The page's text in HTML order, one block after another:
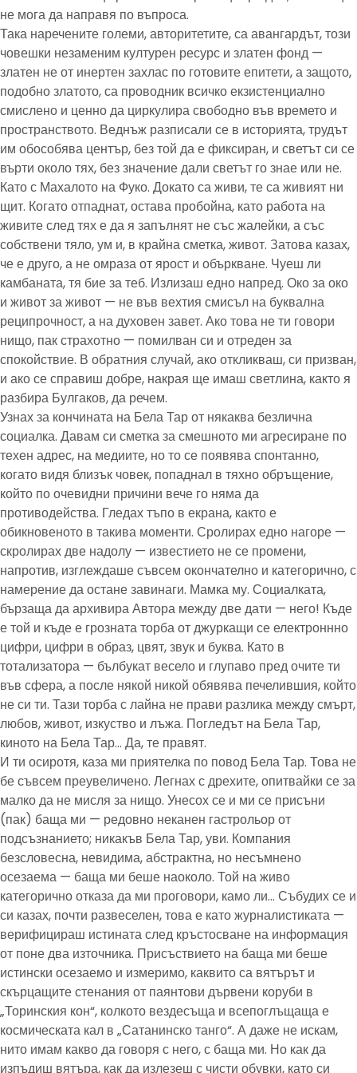
не мога да направя по въпроса.
Така наречените големи, авторитетите, са авангардът, този
човешки незаменим културен ресурс и златен фонд —
златен не от инертен захлас по готовите епитети, а защото,
подобно златото, са проводник всичко екзистенциално
смислено и ценно да циркулира свободно във времето и
пространството. Веднъж разписали се в историята, трудът
им обособява център, без той да е фиксиран, и светът си се
върти около тях, без значение дали светът го знае или не.
Като с Махалото на Фуко. Докато са живи, те са живият ни
щит. Когато отпаднат, остава пробойна, като работа на
живите след тях е да я запълнят не със жалейки, а със
собствени тяло, ум и, в крайна сметка, живот. Затова казах,
че е друго, а не омраза от ярост и объркване. Чуеш ли
камбаната, тя бие за теб. Излизаш едно напред. Око за око
и живот за живот — не във вехтия смисъл на буквална
реципрочност, а на духовен завет. Ако това не ти говори
нищо, пак страхотно — помилван си и отреден за
спокойствие. В обратния случай, ако откликваш, си призван,
и ако се справиш добре, накрая ще имаш светлина, както я
разбира Булгаков, да речем.
Узнах за кончината на Бела Тар от някаква безлична
социалка. Давам си сметка за смешното ми агресиране по
техен адрес, на медиите, но то се появява спонтанно,
когато видя близък човек, попаднал в тяхно обръщение,
който по очевидни причини вече го няма да
противодейства. Гледах тъпо в екрана, както е
обикновеното в такива моменти. Сролирах едно нагоре —
скролирах две надолу — известието не се промени,
напротив, изглеждаше съвсем окончателно и категорично, с
намерение да остане завинаги. Мамка му. Социалката,
бързаща да архивира Автора между две дати — него! Къде
е той и къде е грозната торба от джуркащи се електроннно
цифри, цифри в образ, цвят, звук и буква. Като в
тотализатора — бълбукат весело и глупаво пред очите ти
във сфера, а после някой никой обявява печелившия, който
не си ти. Тази торба с лайна не прави разлика между смърт,
любов, живот, изкуство и лъжа. Погледът на Бела Тар,
киното на Бела Тар… Да, те правят.
И ти осиротя, каза ми приятелка по повод Бела Тар. Това не
бе съвсем преувеличено. Легнах с дрехите, опитвайки се за
малко да не мисля за нищо. Унесох се и ми се присъни
(пак) баща ми — редовно неканен гастрольор от
подсъзнанието; никакъв Бела Тар, уви. Компания
безсловесна, невидима, абстрактна, но несъмнено
осезаема — баща ми беше наоколо. Той на живо
категорично отказа да ми проговори, камо ли… Събудих се и
си казах, почти развеселен, това е като журналистиката —
верифицираш истината след кръстосване на информация
от поне два източника. Присъствието на баща ми беше
истински осезаемо и измеримо, каквито са вятърът и
скърцащите стенания от паянтови дървени коруби в
„Торинския кон“, колкото вездесъща и всепоглъщаща е
космическата кал в „Сатанинско танго“. А даже не искам,
нито имам какво да говоря с него, с баща ми. Но как да
изпъдиш вятъра, как да излезеш с чисти обувки, като си